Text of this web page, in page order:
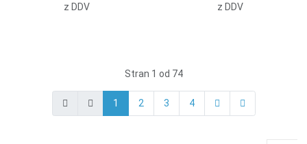
z DDV
z DDV
Stran 1 od 74
1 2 3 4